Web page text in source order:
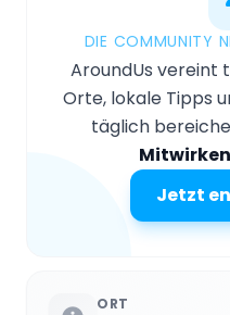
DIE COMMUNITY
AroundUs vereint
Orte, lokale Tipps
täglich
Jetzt
ORT